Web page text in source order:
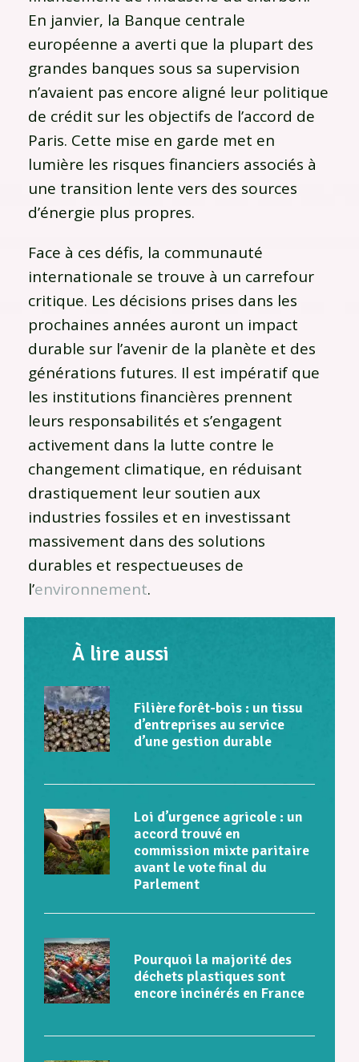
En janvier, la Banque centrale
européenne a averti que la plupart des
grandes banques sous sa supervision
n’avaient pas encore aligné leur politique
de crédit sur les objectifs de l’accord de
Paris. Cette mise en garde met en
lumière les risques financiers associés à
une transition lente vers des sources
d’énergie plus propres.
Face à ces défis, la communauté
internationale se trouve à un carrefour
critique. Les décisions prises dans les
prochaines années auront un impact
durable sur l’avenir de la planète et des
générations futures. Il est impératif que
les institutions financières prennent
leurs responsabilités et s’engagent
activement dans la lutte contre le
changement climatique, en réduisant
drastiquement leur soutien aux
industries fossiles et en investissant
massivement dans des solutions
durables et respectueuses de
l’environnement.
À lire aussi
Filière forêt-bois : un tissu
d’entreprises au service
d’une gestion durable
Loi d’urgence agricole : un
accord trouvé en
commission mixte paritaire
avant le vote final du
Parlement
Pourquoi la majorité des
déchets plastiques sont
encore incinérés en France